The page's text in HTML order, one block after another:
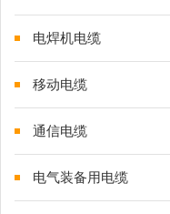
电焊机电缆
移动电缆
通信电缆
电气装备用电缆